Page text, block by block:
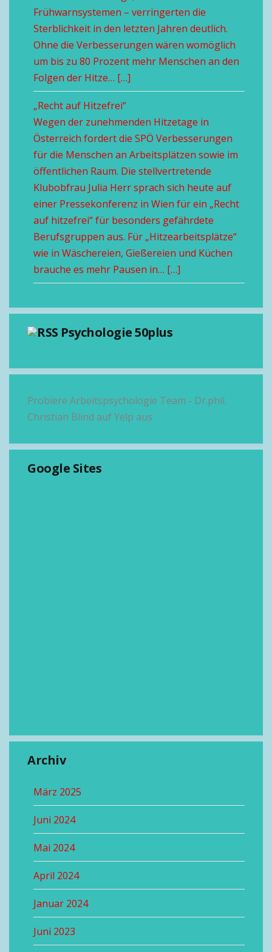
Frühwarnsystemen – verringerten die
Sterblichkeit in den letzten Jahren deutlich.
Ohne die Verbesserungen wären womöglich
um bis zu 80 Prozent mehr Menschen an den
Folgen der Hitze… […]
„Recht auf Hitzefrei“
Wegen der zunehmenden Hitzetage in
Österreich fordert die SPÖ Verbesserungen
für die Menschen an Arbeitsplätzen sowie im
öffentlichen Raum. Die stellvertretende
Klubobfrau Julia Herr sprach sich heute auf
einer Pressekonferenz in Wien für ein „Recht
auf hitzefrei“ für besonders gefährdete
Berufsgruppen aus. Für „Hitzearbeitsplätze“
wie in Wäschereien, Gießereien und Küchen
brauche es mehr Pausen in… […]
Psychologie 50plus
Probiere Arbeitspsychologie Team - Dr.phil.
Christian Blind auf Yelp aus
Google Sites
Archiv
März 2025
Juni 2024
Mai 2024
April 2024
Januar 2024
Juni 2023